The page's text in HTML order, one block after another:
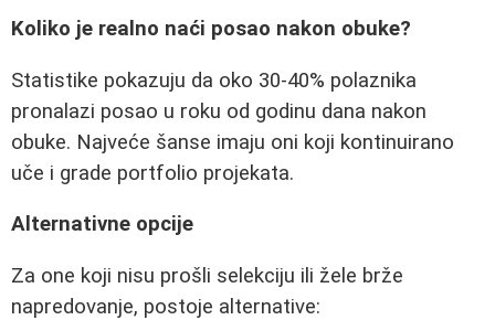
Koliko je realno naći posao nakon obuke?
Statistike pokazuju da oko 30-40% polaznika
pronalazi posao u roku od godinu dana nakon
obuke. Najveće šanse imaju oni koji kontinuirano
uče i grade portfolio projekata.
Alternativne opcije
Za one koji nisu prošli selekciju ili žele brže
napredovanje, postoje alternative: